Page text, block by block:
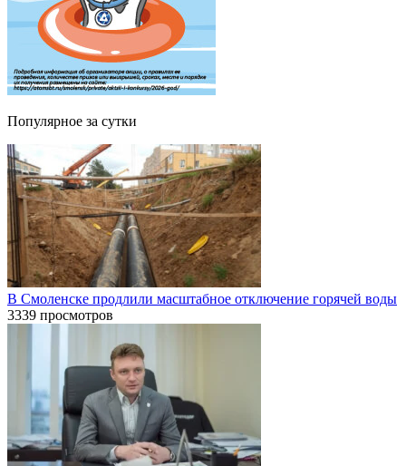
Популярное за сутки
В Смоленске продлили масштабное отключение горячей воды
3339 просмотров